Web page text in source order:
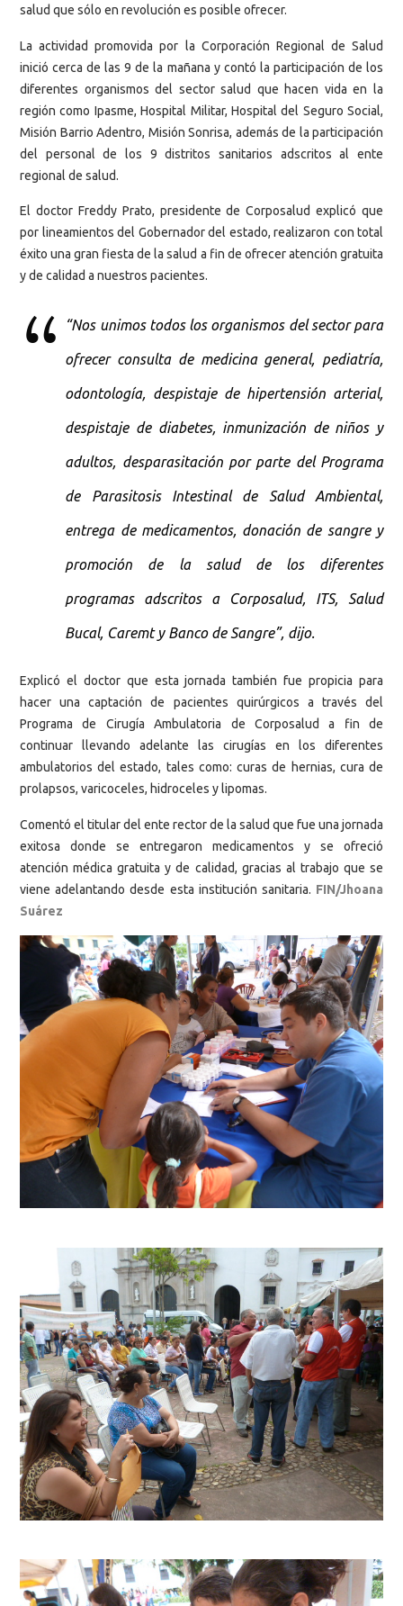
salud que sólo en revolución es posible ofrecer.
La actividad promovida por la Corporación Regional de Salud
inició cerca de las 9 de la mañana y contó la participación de los
diferentes organismos del sector salud que hacen vida en la
región como Ipasme, Hospital Militar, Hospital del Seguro Social,
Misión Barrio Adentro, Misión Sonrisa, además de la participación
del personal de los 9 distritos sanitarios adscritos al ente
regional de salud.
El doctor Freddy Prato, presidente de Corposalud explicó que
por lineamientos del Gobernador del estado, realizaron con total
éxito una gran fiesta de la salud a fin de ofrecer atención gratuita
y de calidad a nuestros pacientes.
“Nos unimos todos los organismos del sector para
ofrecer consulta de medicina general, pediatría,
odontología, despistaje de hipertensión arterial,
despistaje de diabetes, inmunización de niños y
adultos, desparasitación por parte del Programa
de Parasitosis Intestinal de Salud Ambiental,
entrega de medicamentos, donación de sangre y
promoción de la salud de los diferentes
programas adscritos a Corposalud, ITS, Salud
Bucal, Caremt y Banco de Sangre”, dijo.
Explicó el doctor que esta jornada también fue propicia para
hacer una captación de pacientes quirúrgicos a través del
Programa de Cirugía Ambulatoria de Corposalud a fin de
continuar llevando adelante las cirugías en los diferentes
ambulatorios del estado, tales como: curas de hernias, cura de
prolapsos, varicoceles, hidroceles y lipomas.
Comentó el titular del ente rector de la salud que fue una jornada
exitosa donde se entregaron medicamentos y se ofreció
atención médica gratuita y de calidad, gracias al trabajo que se
viene adelantando desde esta institución sanitaria. FIN/Jhoana
Suárez